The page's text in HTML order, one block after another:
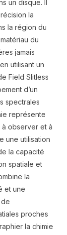
un disque. Il
la
la région du
du
jamais
utilisant un
Field Slitless
d’un
spectrales
représente
à observer et à
une utilisation
la capacité
spatiale et
la
et une
proches
la chimie